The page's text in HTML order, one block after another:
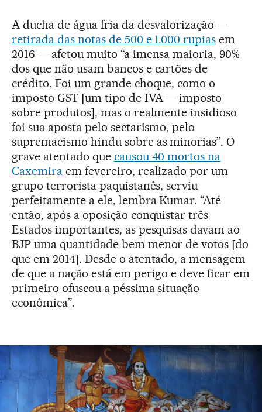
A ducha de água fria da desvalorização —
retirada das notas de 500 e 1.000 rupias em
2016 — afetou muito “a imensa maioria, 90%
dos que não usam bancos e cartões de
crédito. Foi um grande choque, como o
imposto GST [um tipo de IVA — imposto
sobre produtos], mas o realmente insidioso
foi sua aposta pelo sectarismo, pelo
supremacismo hindu sobre as minorias”. O
grave atentado que causou 40 mortos na
Caxemiraem fevereiro, realizado por um
grupo terrorista paquistanês, serviu
perfeitamente a ele, lembra Kumar. “Até
então, após a oposição conquistar três
Estados importantes, as pesquisas davam ao
BJP uma quantidade bem menor de votos [do
que em 2014]. Desde o atentado, a mensagem
de que a nação está em perigo e deve ficar em
primeiro ofuscou a péssima situação
econômica”.